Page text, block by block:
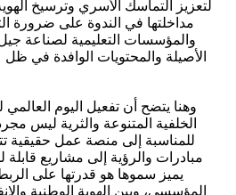
لتعزيز التماسك الأسري وترسيخ
مداخلتها في الندوة على ضرورة
والمؤسسات التعليمية لصناعة جيل
الأصيلة والمحتويات الوافدة في
وهنا يتضح أن تفعيل اليوم
الخلفية المتنوعة والثرية ليس
للمناسبة إلى منصة عمل حقيقية
مبادرات والرؤية إلى مشاريع قابلة
يميز سموها هو قدرتها على
المؤسسي، وبين الهوية الوطنية